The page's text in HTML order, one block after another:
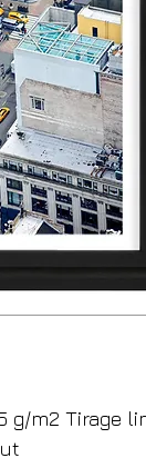
g/m2 Tirage